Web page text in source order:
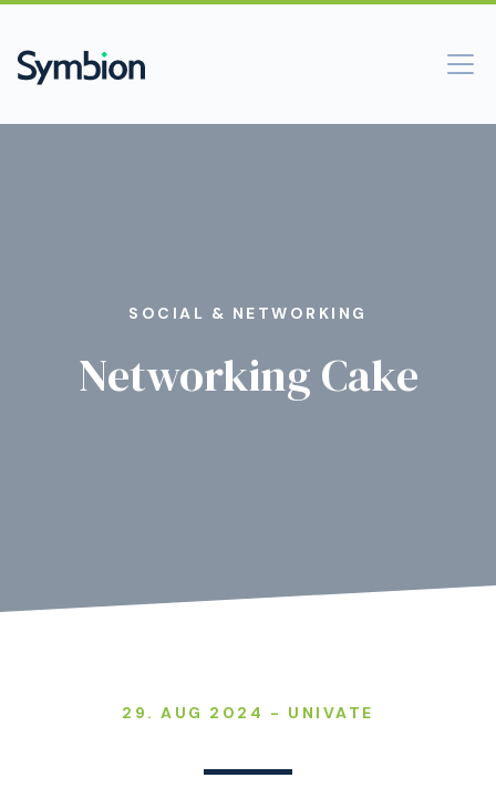
SOCIAL & NETWORKING
Networking Cake
29. AUG 2024 - UNIVATE